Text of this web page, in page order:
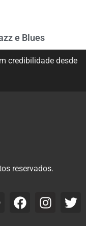
e Blues
credibilidade desde
reservados.